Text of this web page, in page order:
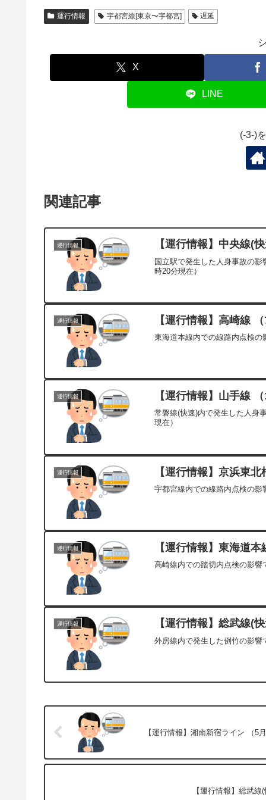
運行情報 宇都宮線[東京〜宇都宮] 遅延
X
LINE
(-3-)
関連記事
運行情報 【運行情報】中央線(
国立駅で発生した人身事故の
時20分現在）
運行情報 【運行情報】高崎線
東海道本線内での線路内点検
運行情報 【運行情報】山手線
常磐線(快速)内で発生した人身
現在）
運行情報 【運行情報】京浜東
宇都宮線内での線路内点検の
運行情報 【運行情報】東海道
高崎線内での踏切内点検の影
運行情報 【運行情報】総武線(
外房線内で発生した倒竹の影
【運行情報】湘南新宿ライン （5
【運行情報】総武